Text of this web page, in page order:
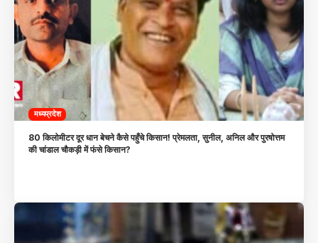
मध्यप्रदेश
80 किलोमीटर दूर धान बेचने कैसे पहुँचे किसान! प्रेमलता, सुनील, अनिल और पुरषोत्तम
की चांडाल चौकड़ी में फंसे किसान?